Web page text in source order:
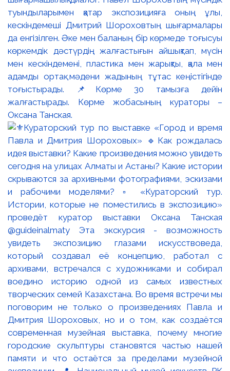
туындыларымен қатар экспозицияға оның ұлы,
кескіндемеші Дмитрий Шороховтың шығармалары
да енгізілген. Әке мен баланың бір көрмеде тоғысуы
көркемдік дәстүрдің жалғастығын айшықтап, мүсін
мен кескіндемені, пластика мен жарықты, қала мен
адамды ортақ мәдени жадының тұтас кеңістігінде
тоғыстырады. 📌Көрме 30 тамызға дейін
жалғастырады. Көрме жобасының кураторы –
Оксана Танская.